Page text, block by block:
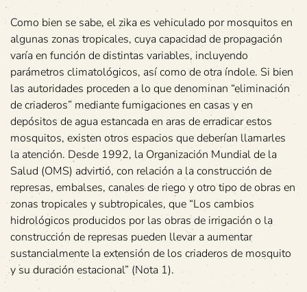
Como bien se sabe, el zika es vehiculado por mosquitos en
algunas zonas tropicales, cuya capacidad de propagación
varía en función de distintas variables, incluyendo
parámetros climatológicos, así como de otra índole. Si bien
las autoridades proceden a lo que denominan “eliminación
de criaderos” mediante fumigaciones en casas y en
depósitos de agua estancada en aras de erradicar estos
mosquitos, existen otros espacios que deberían llamarles
la atención. Desde 1992, la Organización Mundial de la
Salud (OMS) advirtió, con relación a la construcción de
represas, embalses, canales de riego y otro tipo de obras en
zonas tropicales y subtropicales, que “Los cambios
hidrológicos producidos por las obras de irrigación o la
construcción de represas pueden llevar a aumentar
sustancialmente la extensión de los criaderos de mosquito
y su duración estacional” (Nota 1).